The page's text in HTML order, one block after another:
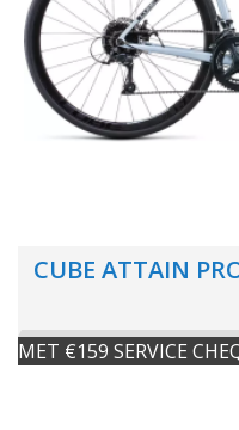
CUBE ATTAIN
MET €159 SERVICE